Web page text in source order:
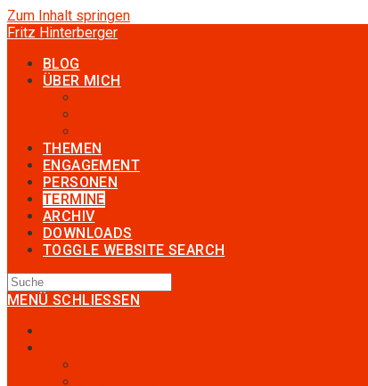
Zum Inhalt springen
Fritz Hinterberger
BLOG
ÜBER MICH
THEMEN
ENGAGEMENT
PERSONEN
TERMINE
ARCHIV
DOWNLOADS
TOGGLE WEBSITE SEARCH
MENÜ SCHLIESSEN